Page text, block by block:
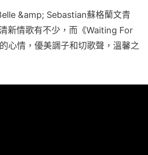
&amp; Sebastian蘇格蘭文青
新情歌有不少，而《Waiting For
心情，優美調子和切歌聲，溫馨之